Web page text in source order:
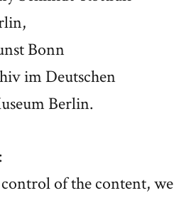
Bonn
im Deutschen
Berlin.
of the content, we